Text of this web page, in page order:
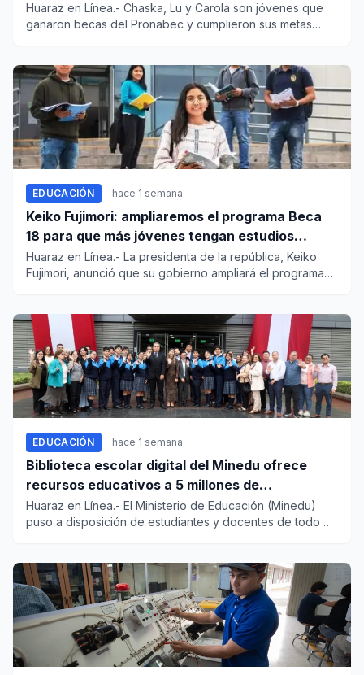
Huaraz en Línea.- Chaska, Lu y Carola son jóvenes que
ganaron becas del Pronabec y cumplieron sus metas
EDUCACIÓN hace 1 semana
Keiko Fujimori: ampliaremos el programa Beca
18 para que más jóvenes tengan estudios
superiores
Huaraz en Línea.- La presidenta de la república, Keiko
Fujimori, anunció que su gobierno ampliará el programa
EDUCACIÓN hace 1 semana
Biblioteca escolar digital del Minedu ofrece
recursos educativos a 5 millones de
estudiantes
Huaraz en Línea.- El Ministerio de Educación (Minedu)
puso a disposición de estudiantes y docentes de todo el